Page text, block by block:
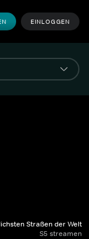
EINLOGGEN
Straßen der Welt
S5 streamen